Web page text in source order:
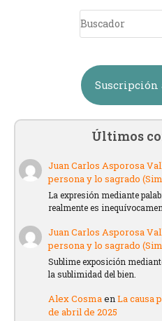
Suscripción
Últimos
Juan Carlos Asporosa
persona y lo sagrado
La expresión mediante
realmente es
Juan Carlos Asporosa
persona y lo sagrado
Sublime exposición
la sublimidad del bien.
Alex CosmaenLa causa
de abril de 2025